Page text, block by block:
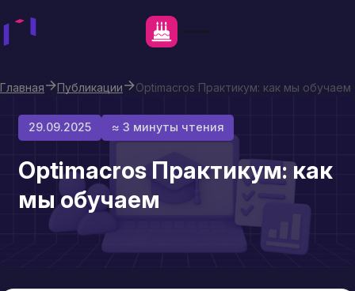
Главная Публикации Optimacros Практикум: как мы обучаем
29.09.2025 ≈ 3 минуты чтения
Optimacros Практикум: как
мы обучаем